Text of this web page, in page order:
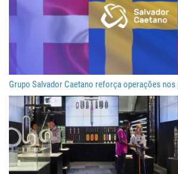
Grupo Salvador Caetano reforça operações